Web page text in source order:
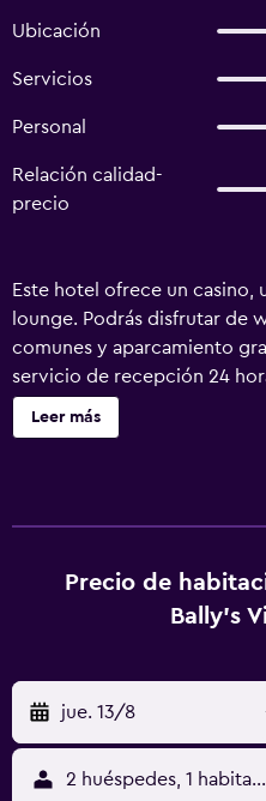
Ubicación
Servicios
Personal
Relación calidad-
precio
Este hotel ofrece un casino,
lounge. Podrás disfrutar de
comunes y aparcamiento
servicio de recepción 24
bancarios y una máquina
servicio de limpieza a
dispositivos)). Es posible
cambio de sábanas. Se
Leer más
Precio de
Bally's
jue. 13/8
2 huéspedes, 1